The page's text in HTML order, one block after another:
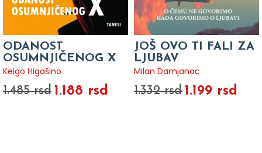
ODANOST
OSUMNJIČENOG X
Keigo Higašino
1.485 rsd 1.188 rsd
JOŠ OVO TI FALI ZA
LJUBAV
Milan Damjanac
1.332 rsd 1.199 rsd